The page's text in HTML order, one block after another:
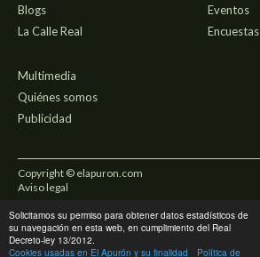
Solicitamos su permiso para obtener datos estadísticos de
su navegación en esta web, en cumplimiento del Real
Decreto-ley 13/2012.
Cookies usadas en El Apurón y su finalidad
Política de
Blogs
La Calle Real
Eventos
Encuestas
Multimedia
Quiénes somos
Publicidad
Copyright © elapuron.com
Aviso legal
Política de privacidad
Uso de cookies